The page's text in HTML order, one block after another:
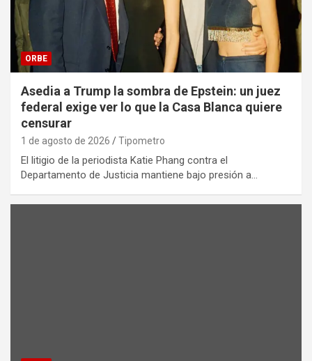
ORBE
Asedia a Trump la sombra de Epstein: un juez
federal exige ver lo que la Casa Blanca quiere
censurar
1 de agosto de 2026 Tipometro
El litigio de la periodista Katie Phang contra el
Departamento de Justicia mantiene bajo presión a…